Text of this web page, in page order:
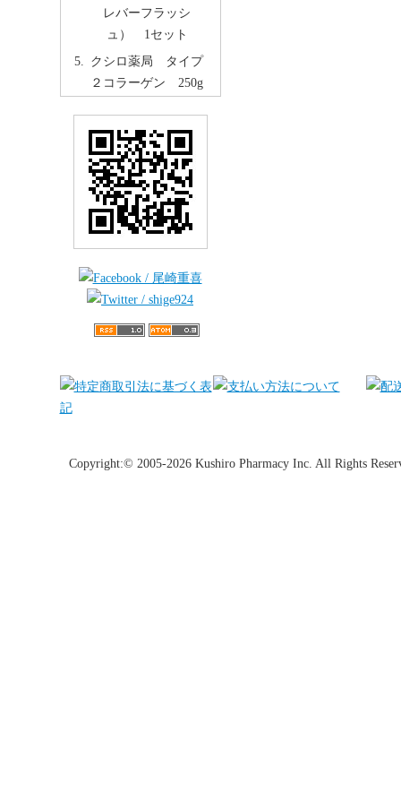
レバーフラッシ
ュ） 1セット
クシロ薬局 タイプ
２コラーゲン 250g
Copyright:© 2005-2026 Kushiro Pharmacy Inc. All Rights